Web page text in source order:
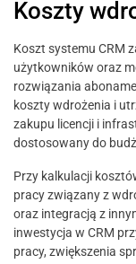
Koszty
Koszt systemu CRM
użytkowników oraz
rozwiązania
koszty wdrożenia i
zakupu licencji i
dostosowany do
Przy kalkulacji
pracy związany z
oraz integracją z
inwestycja w CRM
pracy, zwiększenia